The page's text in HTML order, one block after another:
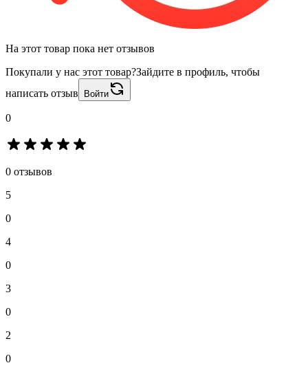
На этот товар пока нет отзывов
Покупали у нас этот товар?Зайдите в профиль, чтобы
написать отзыв
Войти
0
0 отзывов
5
0
4
0
3
0
2
0